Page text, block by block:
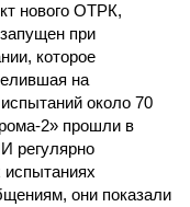
нового ОТРК,
при
которое
на
около 70
2» прошли в
регулярно
они показали